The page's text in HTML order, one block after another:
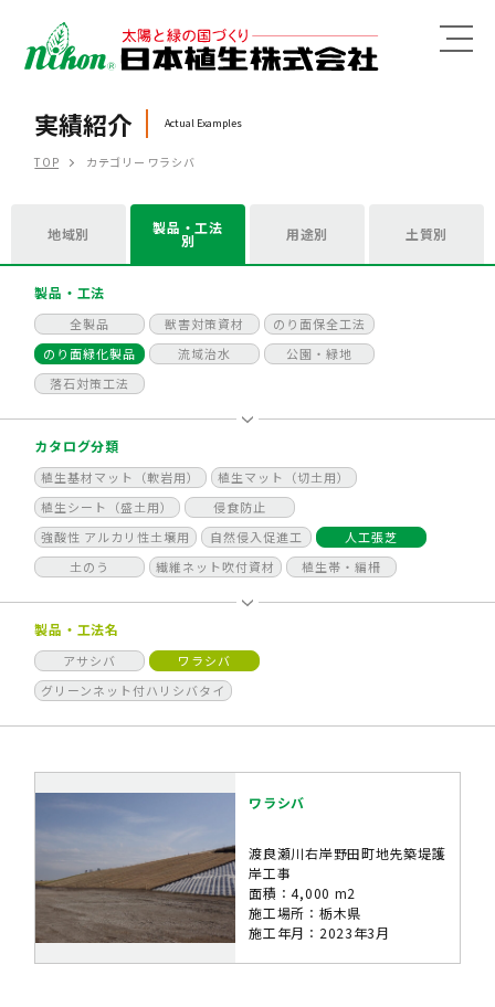
MENU
実績紹介 Actual Examples
TOP カテゴリー ワラシバ
地域別 製品・工法
別 用途別 土質別
製品・工法
全製品 獣害対策資材
のり面保全工法
のり面緑化製品
流域治水
公園・緑地
落石対策工法
カタログ分類
植生基材マット（軟岩用）
植生マット（切土用）
植生シート（盛土用）
侵食防止
強酸性 アルカリ性土壌用
自然侵入促進工
人工張芝
土のう
繊維ネット吹付資材 植生帯・編柵
製品・工法名
アサシバ
ワラシバ
グリーンネット付ハリシバタイ
ワラシバ
渡良瀬川右岸野田町地先築堤護
岸工事
面積：4,000 m2
施工場所：栃木県
施工年月：2023年3月